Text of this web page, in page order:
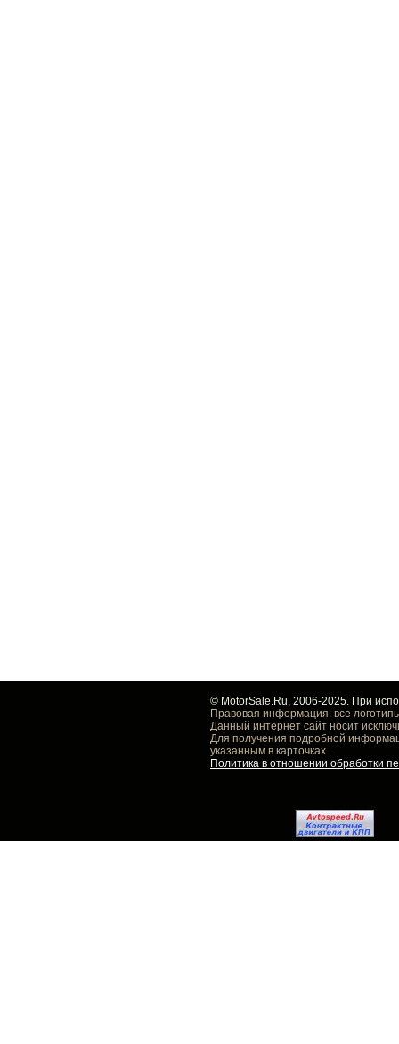
© MotorSale.Ru, 2006-2025. При
Правовая информация: все
Данный интернет сайт носит
Для получения подробной
указанным в карточках.
Политика в отношении обработки